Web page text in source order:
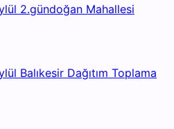
2.gündoğan Mahallesi
Balıkesir Dağıtım Toplama